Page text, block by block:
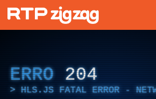
ERRO 204
HLS.JS FATAL ERROR -